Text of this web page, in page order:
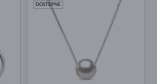
DOSTĘPNE